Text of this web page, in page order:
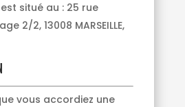
situé au : 25 rue
2/2, 13008 MARSEILLE,
vous accordiez une